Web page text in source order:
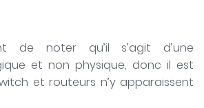
de noter qu’il s’agit d’une
et non physique, donc il est
et routeurs n’y apparaissent